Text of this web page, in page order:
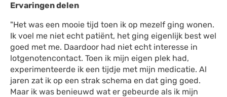
Ervaringen delen
"Het was een mooie tijd toen ik op mezelf ging wonen.
Ik voel me niet echt patiënt, het ging eigenlijk best wel
goed met me. Daardoor had niet echt interesse in
lotgenotencontact. Toen ik mijn eigen plek had,
experimenteerde ik een tijdje met mijn medicatie. Al
jaren zat ik op een strak schema en dat ging goed.
Maar ik was benieuwd wat er gebeurde als ik mijn